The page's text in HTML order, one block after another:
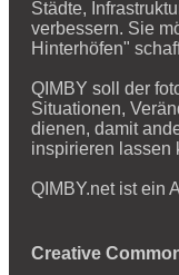
Städte,
verbessern. Sie
Hinterhöfen"
QIMBY soll der
Situationen,
dienen, damit
inspirieren lassen
QIMBY.net ist ein
Creative